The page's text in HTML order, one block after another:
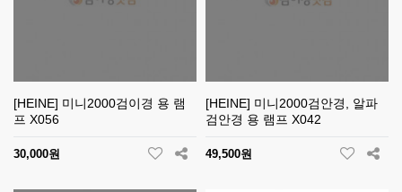
[HEINE] 미니2000검이경 용 램
프 X056
30,000원
[HEINE] 미니2000검안경, 알파
검안경 용 램프 X042
49,500원